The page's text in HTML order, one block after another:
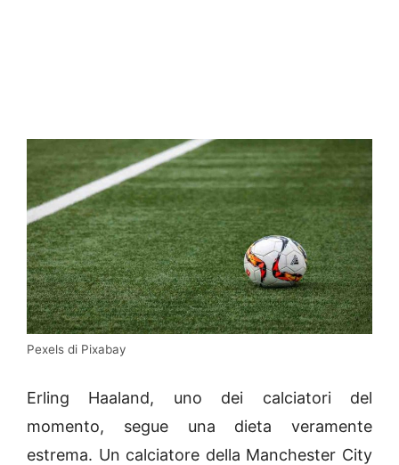
Pexels di Pixabay
Erling Haaland, uno dei calciatori del
momento, segue una dieta veramente
estrema. Un calciatore della Manchester City